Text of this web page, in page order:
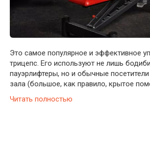
Это самое популярное и эффективное
трицепс. Его используют не лишь
пауэрлифтеры, но и обычные
зала (большое, как правило, крытое
Читать полностью